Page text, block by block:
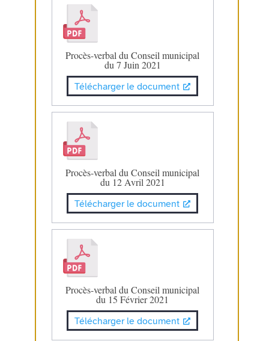
Procès-verbal du Conseil municipal
du 7 Juin 2021
Télécharger le document
Procès-verbal du Conseil municipal
du 12 Avril 2021
Télécharger le document
Procès-verbal du Conseil municipal
du 15 Février 2021
Télécharger le document